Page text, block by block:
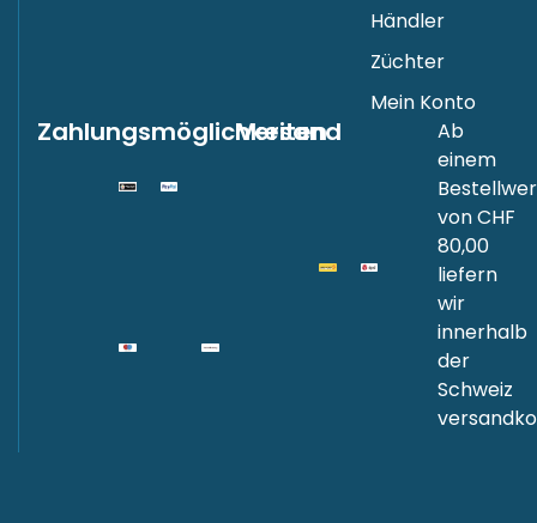
Händler
Züchter
Mein Konto
Zahlungsmöglichkeiten
Versand
Ab
einem
von CHF
80,00
liefern
wir
innerhalb
der
Schweiz